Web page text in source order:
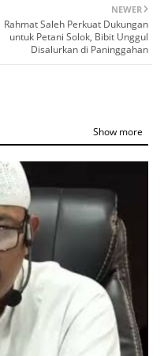
NEWER
Rahmat Saleh Perkuat Dukungan
untuk Petani Solok, Bibit Unggul
Disalurkan di Paninggahan
Show more